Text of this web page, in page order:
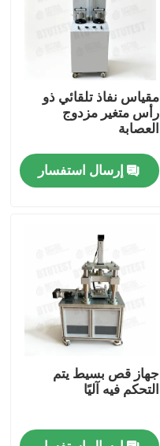
مقياس نفاذ تلقائي ذو
رأس متغير مزدوج
العصابة
إرسال استفسار
جهاز قص بسيط يتم
التحكم فيه آليًا